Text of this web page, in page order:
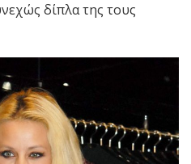
δίπλα της τους